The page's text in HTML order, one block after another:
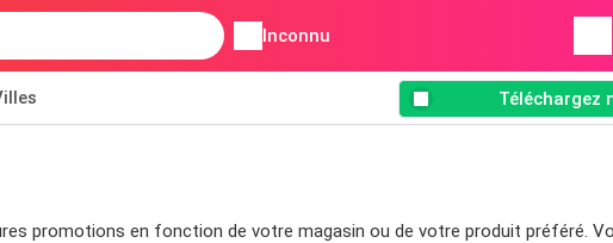
Inconnu
Téléchargez
promotions en fonction de votre magasin ou de votre produit préféré.